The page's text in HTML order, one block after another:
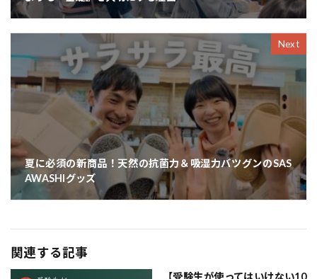
Next
夏に必須の新商品！天然の抗菌力＆吸湿力バツグンのSAS
AWASHIグッズ
関連する記事
【受験生が使ってはいけない10